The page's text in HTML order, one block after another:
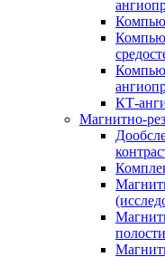
КТ-
Магнитно-